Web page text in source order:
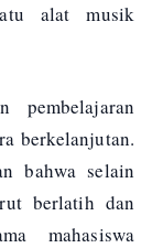
alat musik
pembelajaran
berkelanjutan.
bahwa selain
berlatih dan
mahasiswa